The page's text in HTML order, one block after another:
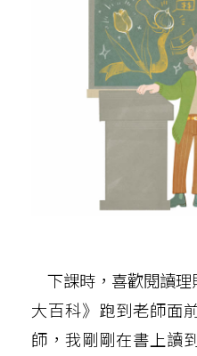
下課時，喜歡閱讀理
大百科》跑到老師面
師，我剛剛在書上讀